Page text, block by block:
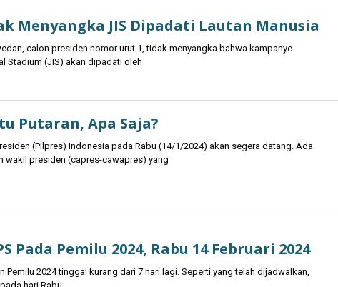
Menyangka JIS Dipadati Lautan Manusia
calon presiden nomor urut 1, tidak menyangka bahwa kampanye
Stadium (JIS) akan dipadati oleh
Putaran, Apa Saja?
(Pilpres) Indonesia pada Rabu (14/1/2024) akan segera datang. Ada
wakil presiden (capres-cawapres) yang
Pada Pemilu 2024, Rabu 14 Februari 2024
Pemilu 2024 tinggal kurang dari 7 hari lagi. Seperti yang telah dijadwalkan,